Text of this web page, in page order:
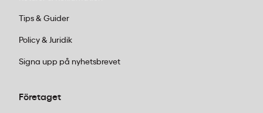
Tips & Guider
Policy & Juridik
Signa upp på nyhetsbrevet
Företaget